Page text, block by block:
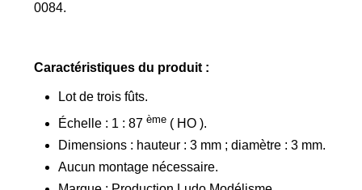
0084.
Caractéristiques du produit :
Lot de trois fûts.
Échelle : 1 : 87ème ( HO ).
Dimensions : hauteur : 3 mm ; diamètre : 3 mm.
Aucun montage nécessaire.